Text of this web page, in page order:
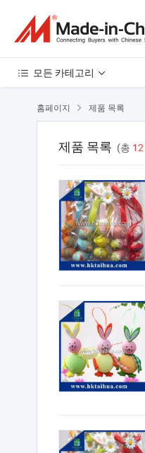
모든 카테고리
홈페이지  제품 목록
제품 목록 (총 12